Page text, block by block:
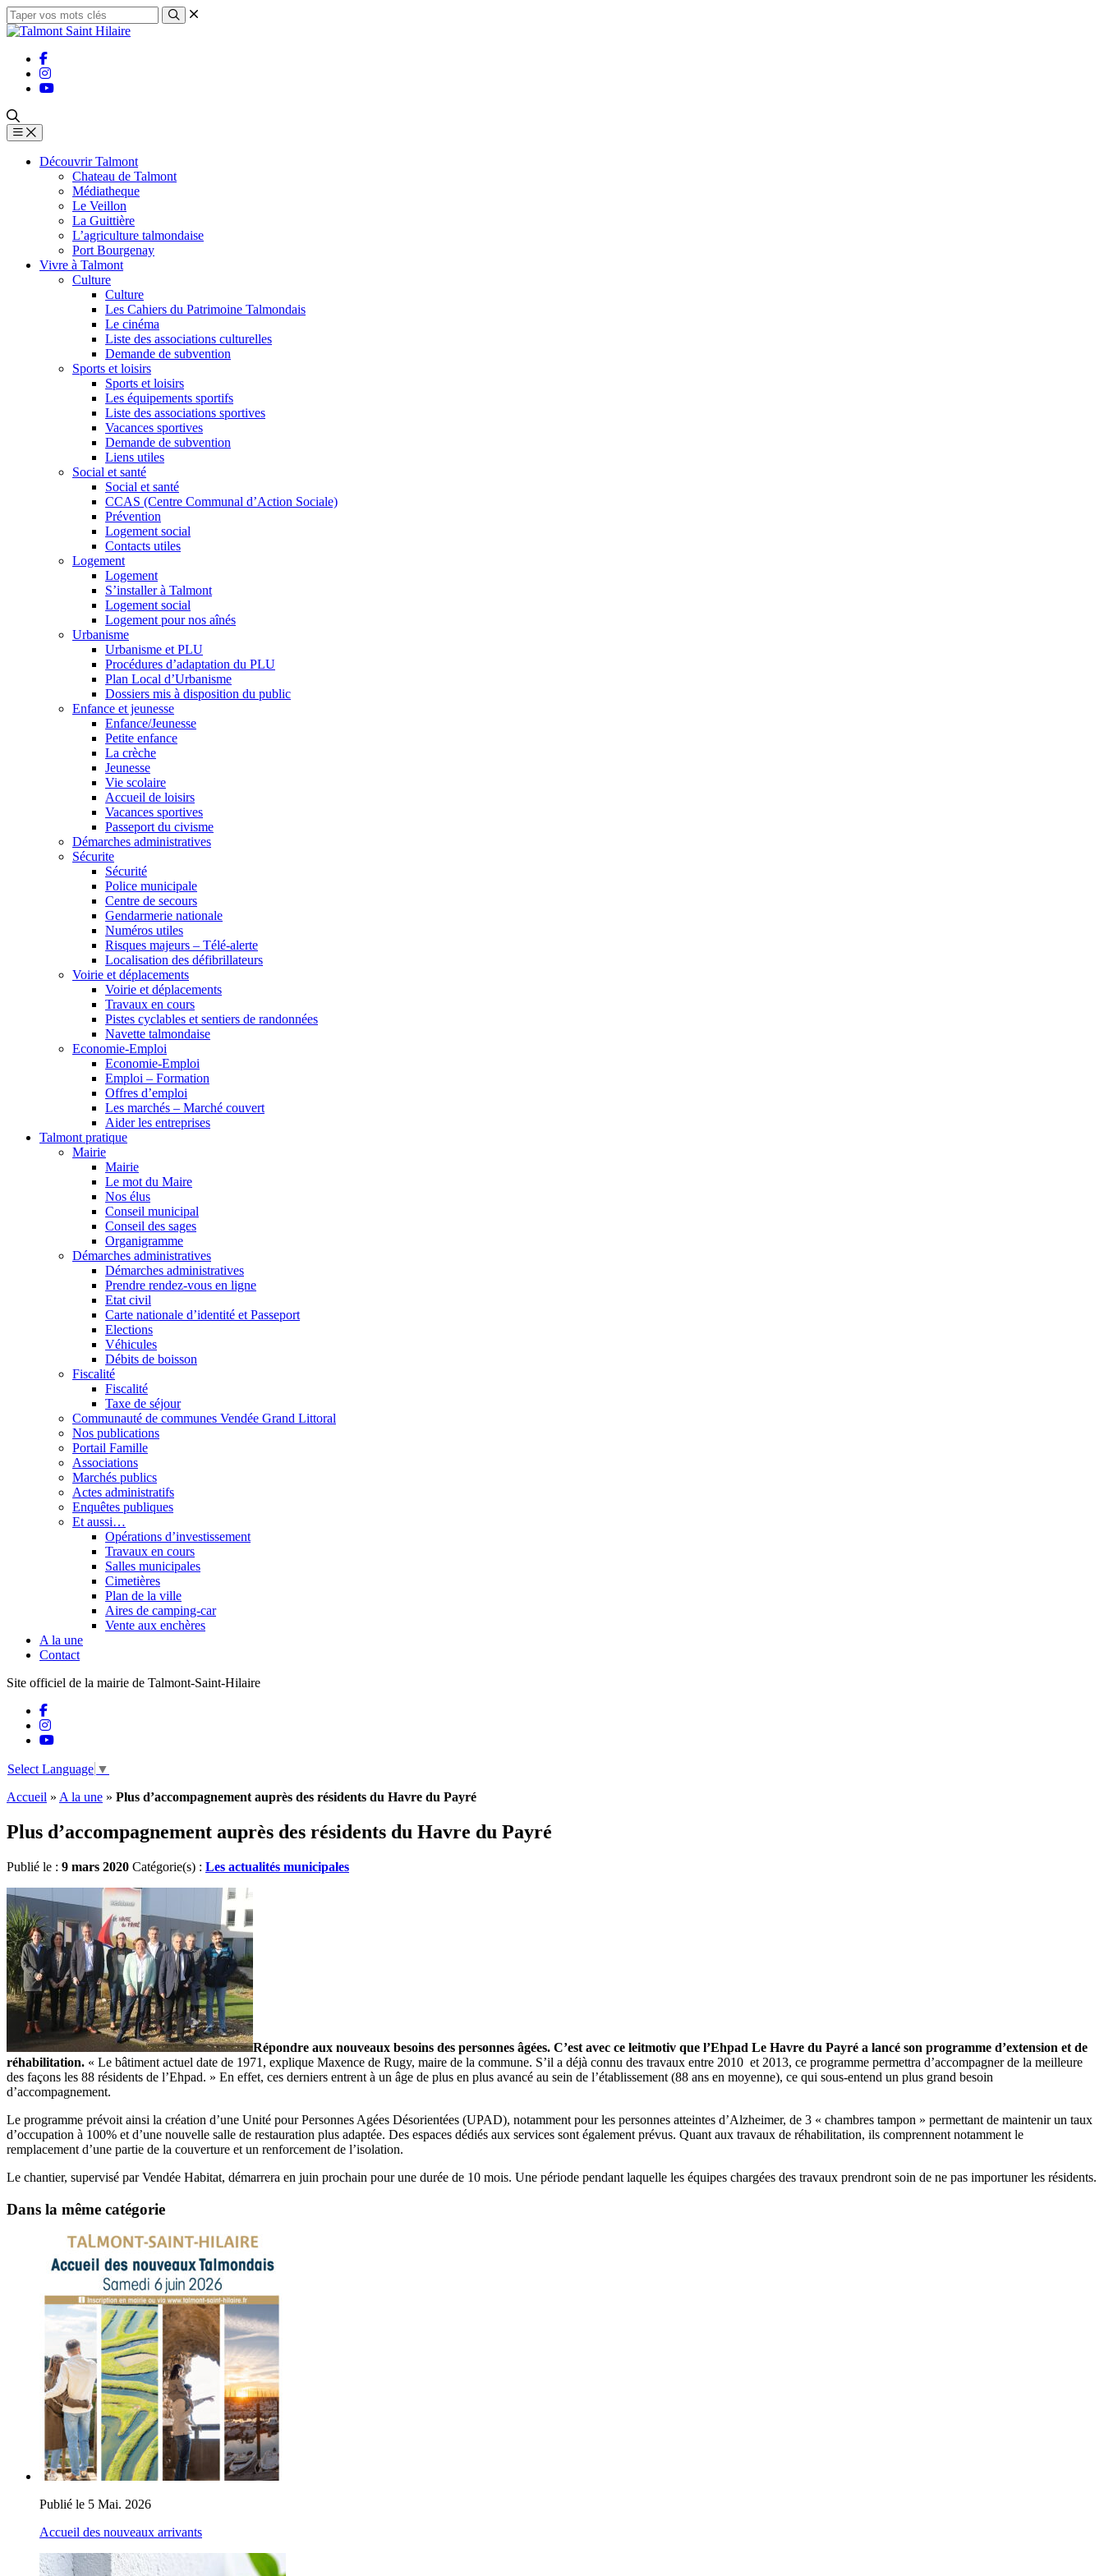
Découvrir Talmont
Chateau de Talmont
Médiatheque
Le Veillon
La Guittière
L’agriculture talmondaise
Port Bourgenay
Vivre à Talmont
Culture
Culture
Les Cahiers du Patrimoine Talmondais
Le cinéma
Liste des associations culturelles
Demande de subvention
Sports et loisirs
Sports et loisirs
Les équipements sportifs
Liste des associations sportives
Vacances sportives
Demande de subvention
Liens utiles
Social et santé
Social et santé
CCAS (Centre Communal d’Action Sociale)
Prévention
Logement social
Contacts utiles
Logement
Logement
S’installer à Talmont
Logement social
Logement pour nos aînés
Urbanisme
Urbanisme et PLU
Procédures d’adaptation du PLU
Plan Local d’Urbanisme
Dossiers mis à disposition du public
Enfance et jeunesse
Enfance/Jeunesse
Petite enfance
La crèche
Jeunesse
Vie scolaire
Accueil de loisirs
Vacances sportives
Passeport du civisme
Démarches administratives
Sécurite
Sécurité
Police municipale
Centre de secours
Gendarmerie nationale
Numéros utiles
Risques majeurs – Télé-alerte
Localisation des défibrillateurs
Voirie et déplacements
Voirie et déplacements
Travaux en cours
Pistes cyclables et sentiers de randonnées
Navette talmondaise
Economie-Emploi
Economie-Emploi
Emploi – Formation
Offres d’emploi
Les marchés – Marché couvert
Aider les entreprises
Talmont pratique
Mairie
Mairie
Le mot du Maire
Nos élus
Conseil municipal
Conseil des sages
Organigramme
Démarches administratives
Démarches administratives
Prendre rendez-vous en ligne
Etat civil
Carte nationale d’identité et Passeport
Elections
Véhicules
Débits de boisson
Fiscalité
Fiscalité
Taxe de séjour
Communauté de communes Vendée Grand Littoral
Nos publications
Portail Famille
Associations
Marchés publics
Actes administratifs
Enquêtes publiques
Et aussi…
Opérations d’investissement
Travaux en cours
Salles municipales
Cimetières
Plan de la ville
Aires de camping-car
Vente aux enchères
A la une
Contact
Site officiel de la mairie de Talmont-Saint-Hilaire
Select Language ▼
Accueil » A la une » Plus d’accompagnement auprès des résidents du Havre du Payré
Plus d’accompagnement auprès des résidents du Havre du Payré
Publié le : 9 mars 2020 Catégorie(s) : Les actualités municipales
Répondre aux nouveaux besoins des personnes âgées. C’est avec ce leitmotiv que l’Ehpad Le Havre du Payré a lancé son programme d’extension et de
réhabilitation. « Le bâtiment actuel date de 1971, explique Maxence de Rugy, maire de la commune. S’il a déjà connu des travaux entre 2010 et 2013, ce programme permettra d’accompagner de la meilleure
des façons les 88 résidents de l’Ehpad. » En effet, ces derniers entrent à un âge de plus en plus avancé au sein de l’établissement (88 ans en moyenne), ce qui sous-entend un plus grand besoin
d’accompagnement.
Le programme prévoit ainsi la création d’une Unité pour Personnes Agées Désorientées (UPAD), notamment pour les personnes atteintes d’Alzheimer, de 3 « chambres tampon » permettant de maintenir un taux
d’occupation à 100% et d’une nouvelle salle de restauration plus adaptée. Des espaces dédiés aux services sont également prévus. Quant aux travaux de réhabilitation, ils comprennent notamment le
remplacement d’une partie de la couverture et un renforcement de l’isolation.
Le chantier, supervisé par Vendée Habitat, démarrera en juin prochain pour une durée de 10 mois. Une période pendant laquelle les équipes chargées des travaux prendront soin de ne pas importuner les résidents.
Dans la même catégorie
Publié le 5 Mai. 2026
Accueil des nouveaux arrivants